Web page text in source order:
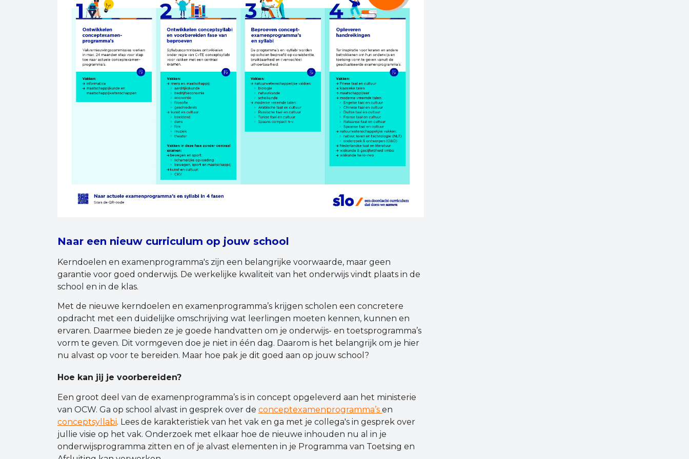
Naar een nieuw curriculum op jouw school
Kerndoelen en examenprogramma's zijn een belangrijke voorwaarde, maar geen
garantie voor goed onderwijs. De werkelijke kwaliteit van het onderwijs vindt plaats in de
school en in de klas.
Met de nieuwe kerndoelen en examenprogramma’s krijgen scholen een concretere
opdracht met een duidelijke omschrijving wat leerlingen moeten kennen, kunnen en
ervaren. Daarmee bieden ze je goede handvatten om je onderwijs- en toetsprogramma’s
vorm te geven. Dit vormgeven doe je niet in één dag. Daarom is het belangrijk om je hier
nu alvast op voor te bereiden. Maar hoe pak je dit goed aan op jouw school?
Hoe kan jij je voorbereiden?
Een groot deel van de examenprogramma’s is in concept opgeleverd aan het ministerie
van OCW. Ga op school alvast in gesprek over de conceptexamenprogramma’s en
conceptsyllabi. Lees de karakteristiek van het vak en ga met je collega's in gesprek over
jullie visie op het vak. Onderzoek met elkaar hoe de nieuwe inhouden nu al in je
onderwijsprogramma zitten en of je alvast elementen in je Programma van Toetsing en